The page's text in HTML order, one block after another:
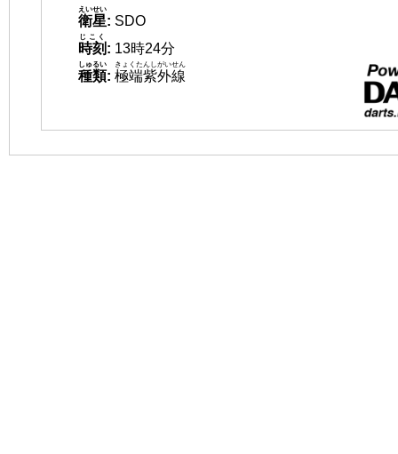
衛星
えいせい
: SDO
時刻
じこく
: 13時24分
種類
しゅるい
: 極端紫外線
きょくたんしがいせん